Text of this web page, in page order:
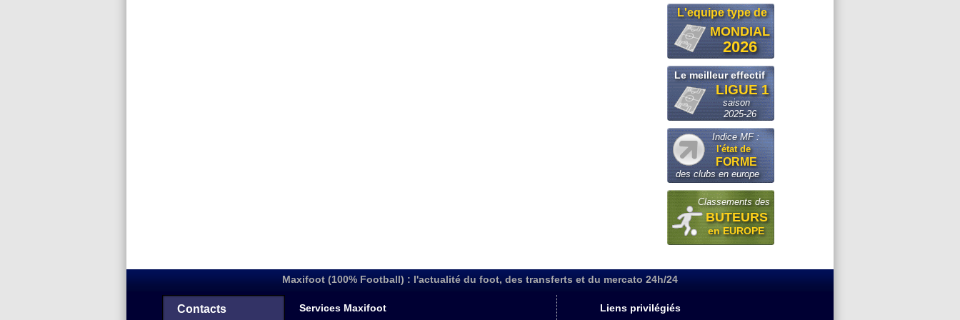
L'equipe type de
MONDIAL
2026
Le meilleur effectif
LIGUE 1
saison
2025-26
Indice MF :
l'état de
FORME
des clubs en europe
Classements des
BUTEURS
en EUROPE
Maxifoot (100% Football) : l'actualité du foot, des transferts et du mercato 24h/24
Contacts Services Maxifoot Liens privilégiés